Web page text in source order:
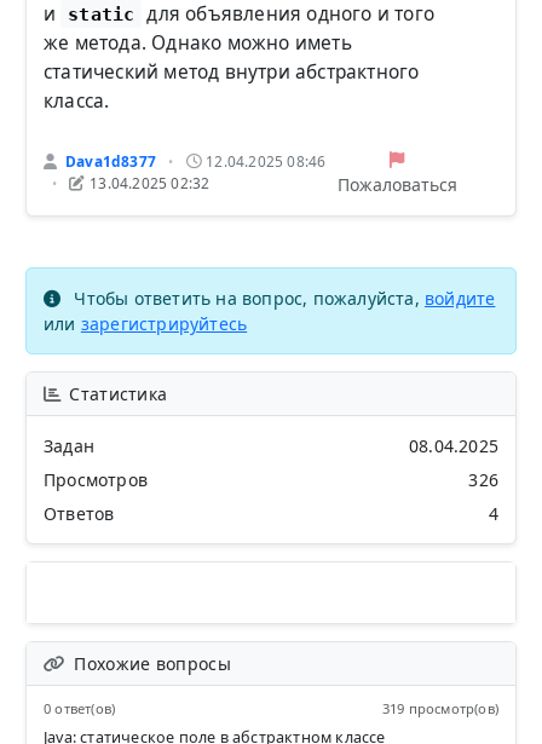
и static
для объявления одного и того
же метода. Однако можно иметь
статический метод внутри абстрактного
класса.
Dava1d8377 • 12.04.2025 08:46
• 13.04.2025 02:32 Пожаловаться
Чтобы ответить на вопрос, пожалуйста, войдите
или зарегистрируйтесь
Статистика
Задан
08.04.2025
Просмотров
326
Ответов
4
Похожие вопросы
0 ответ(ов) 319 просмотр(ов)
Java: статическое поле в абстрактном классе